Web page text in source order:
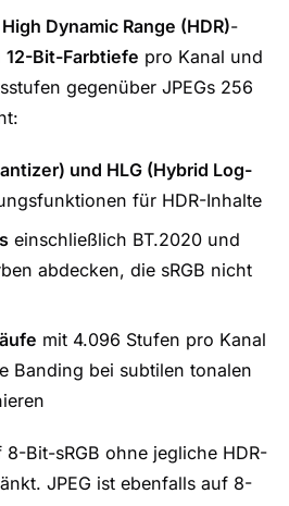
High Dynamic Range (HDR)-
12-Bit-Farbtiefe pro Kanal und
gegenüber JPEGs 256
und HLG (Hybrid Log-
für HDR-Inhalte
einschließlich BT.2020 und
abdecken, die sRGB nicht
mit 4.096 Stufen pro Kanal
Banding bei subtilen tonalen
Bit-sRGB ohne jegliche HDR-
JPEG ist ebenfalls auf 8-